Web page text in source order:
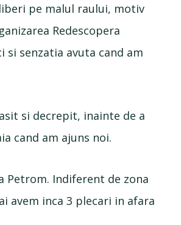
pe malul raului, motiv
Redescopera
si senzatia avuta cand am
si decrepit, inainte de a
cand am ajuns noi.
Petrom. Indiferent de zona
avem inca 3 plecari in afara